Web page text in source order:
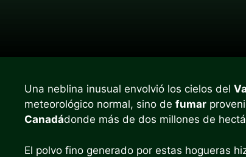
Una neblina inusual envolvió los cielos del
meteorológico normal, sino de fumar
Canadádonde más de dos millones de
El polvo fino generado por estas hogueras